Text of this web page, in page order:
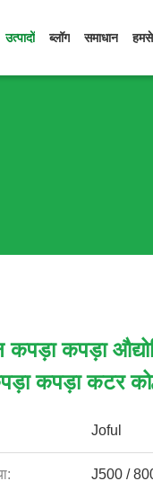
उत्पादों ब्लॉग समाधान
कपड़ा कपड़ा
कपड़ा कटर
Joful
J500 /